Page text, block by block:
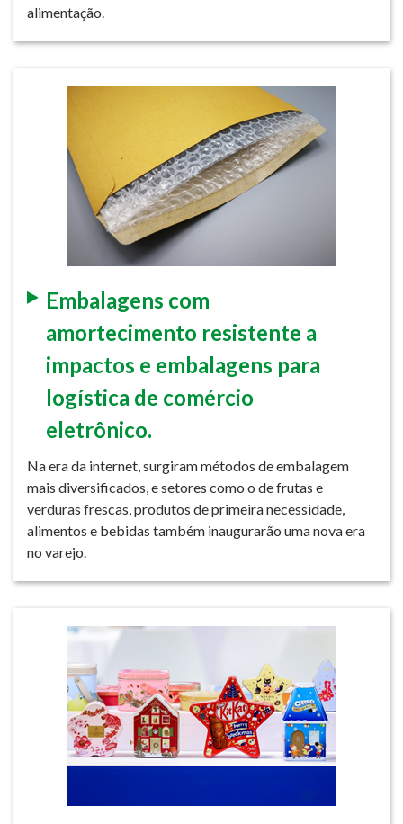
alimentação.
Embalagens com
amortecimento resistente a
impactos e embalagens para
logística de comércio
eletrônico.
Na era da internet, surgiram métodos de embalagem
mais diversificados, e setores como o de frutas e
verduras frescas, produtos de primeira necessidade,
alimentos e bebidas também inaugurarão uma nova era
no varejo.